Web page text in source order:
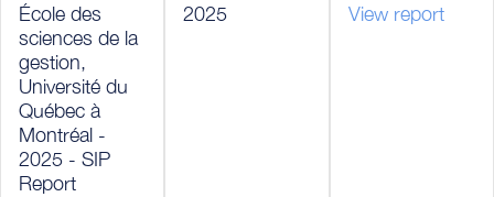
École des
sciences de la
gestion,
Université du
Québec à
Montréal -
2025 - SIP
Report
2025 View report